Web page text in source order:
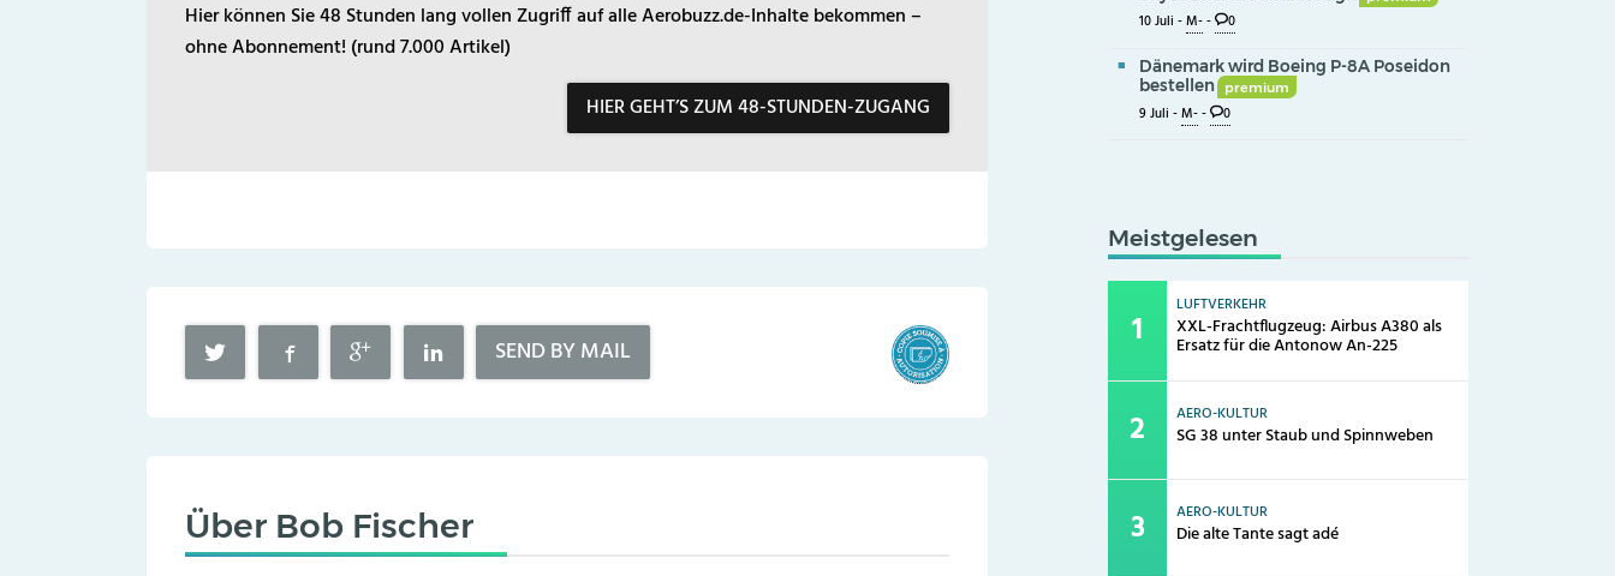
Hier können Sie 48 Stunden lang vollen Zugriff auf alle Aerobuzz.de-Inhalte bekommen –
ohne Abonnement! (rund 7.000 Artikel)
HIER GEHT’S ZUM 48-STUNDEN-ZUGANG
SEND BY MAIL
Über Bob Fischer
10 Juli -M-- 0
Dänemark wird Boeing P-8A Poseidon
bestellen
premium
9 Juli -M-- 0
Meistgelesen
LUFTVERKEHR
XXL-Frachtflugzeug: Airbus A380 als
Ersatz für die Antonow An-225
AERO-KULTUR
SG 38 unter Staub und Spinnweben
AERO-KULTUR
Die alte Tante sagt adé